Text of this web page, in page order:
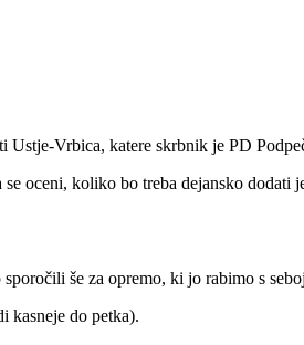
Vrbica, katere skrbnik je PD
oceni, koliko bo treba dejansko dodati
še za opremo, ki jo rabimo s
kasneje do petka).